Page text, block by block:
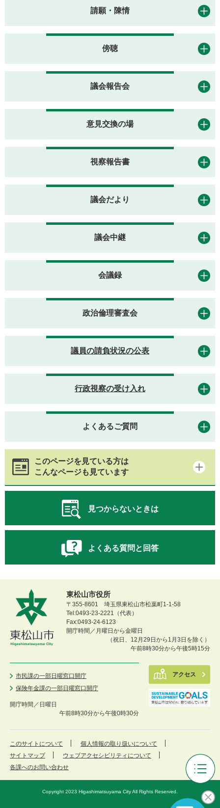
東
市
請願・陳情
傍聴
議会報告会
意見交換の場
視察報告書
議会だより
議会中継
会議録
政治倫理審査会
議員の請負状況の公表
行政視察の受け入れ
よくあるご質問
このページを見ている方は
こんなページも見ています
見つからないときは
よくある質問と回答
東松山市役所
〒355-8601 埼玉県東松山市松葉町1-1-58
Tel:0493-23-2221（代表）
Fax:0493-24-6123
開庁時間／月曜日から金曜日
（祝日、12月29日から1月3日を除く）
午前8時30分から午後5時15分
市民課の一部日曜窓口開庁
保険年金課の一部日曜窓口開庁
開庁時間／ 日曜日
午前8時30分から午後0時30分
アクセス
このサイトについて
個人情報の取り扱いについて
サイトマップ
ウェブアクセシビリティについて
各課へのお問い合わせ
Copyright 2023 Higashimatsuyama City All Rights Reserved.